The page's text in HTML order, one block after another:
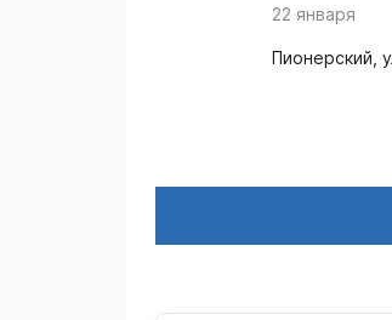
22 января
Пионерский,